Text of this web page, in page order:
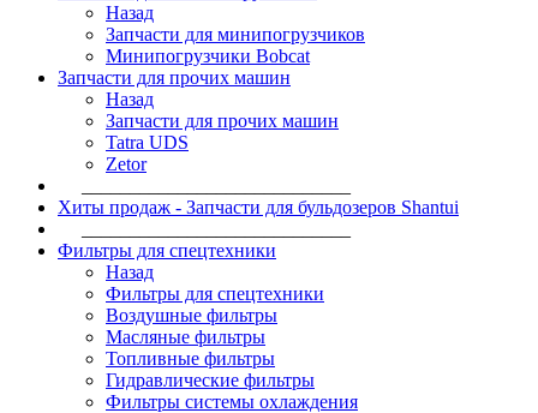
Назад
Запчасти для минипогрузчиков
Минипогрузчики Bobcat
Запчасти для прочих машин
Назад
Запчасти для прочих машин
Tatra UDS
Zetor
Хиты продаж - Запчасти для бульдозеров Shantui
Фильтры для спецтехники
Назад
Фильтры для спецтехники
Воздушные фильтры
Масляные фильтры
Топливные фильтры
Гидравлические фильтры
Фильтры системы охлаждения